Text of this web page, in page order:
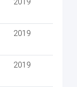
2019
2019